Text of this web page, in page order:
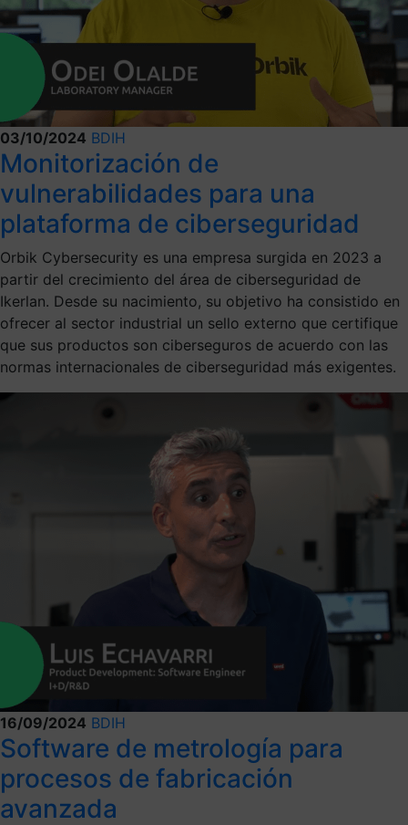
03/10/2024 BDIH
Monitorización de
vulnerabilidades para una
plataforma de ciberseguridad
Orbik Cybersecurity es una empresa surgida en 2023 a
partir del crecimiento del área de ciberseguridad de
Ikerlan. Desde su nacimiento, su objetivo ha consistido en
ofrecer al sector industrial un sello externo que certifique
que sus productos son ciberseguros de acuerdo con las
normas internacionales de ciberseguridad más exigentes.
16/09/2024 BDIH
Software de metrología para
procesos de fabricación
avanzada